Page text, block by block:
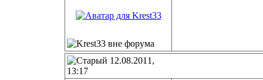
12.08.2011,
13:17